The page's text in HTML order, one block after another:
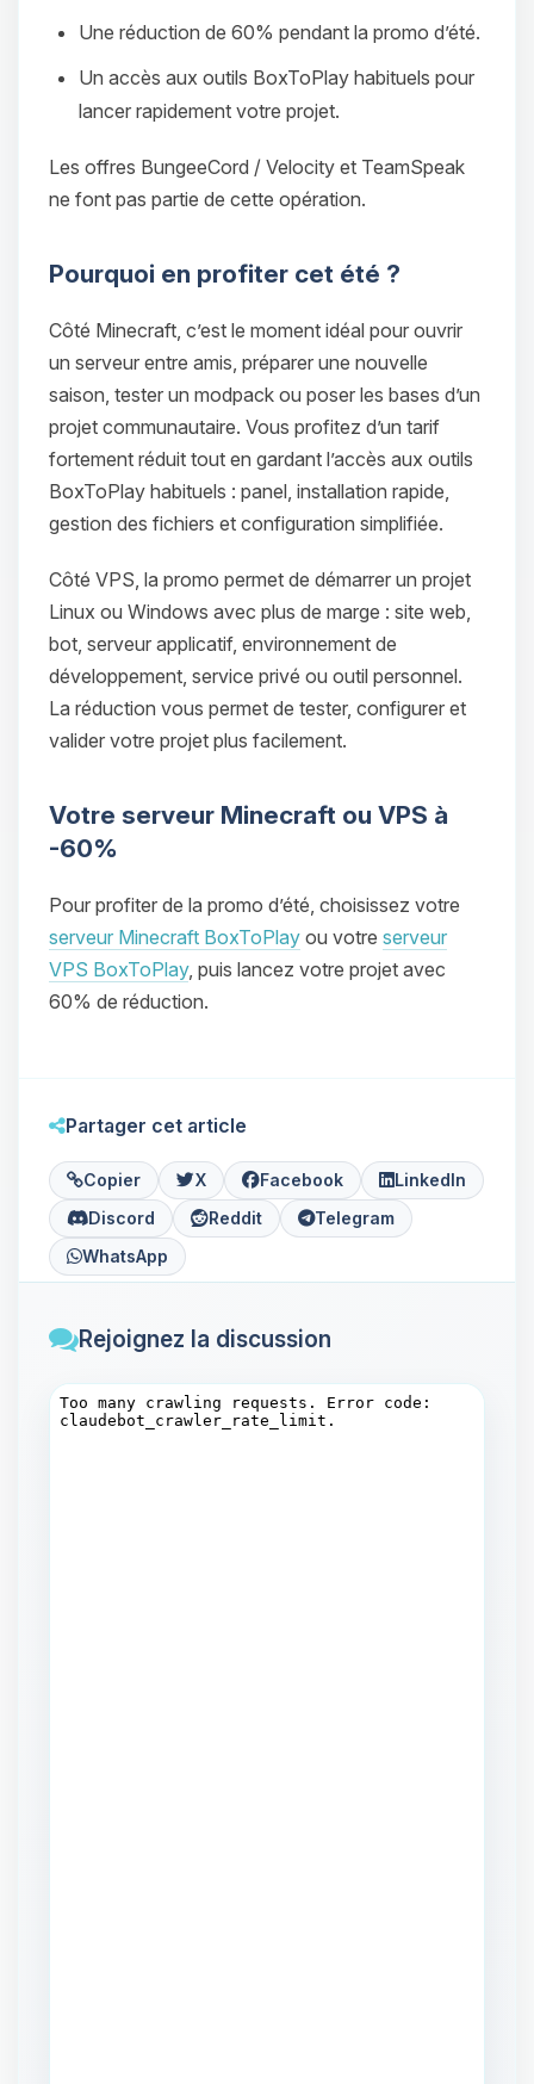
Une réduction de 60% pendant la promo d’été.
Un accès aux outils BoxToPlay habituels pour
lancer rapidement votre projet.
Les offres BungeeCord / Velocity et TeamSpeak
ne font pas partie de cette opération.
Pourquoi en profiter cet été ?
Côté Minecraft, c’est le moment idéal pour ouvrir
un serveur entre amis, préparer une nouvelle
saison, tester un modpack ou poser les bases d’un
projet communautaire. Vous profitez d’un tarif
fortement réduit tout en gardant l’accès aux outils
BoxToPlay habituels : panel, installation rapide,
gestion des fichiers et configuration simplifiée.
Côté VPS, la promo permet de démarrer un projet
Linux ou Windows avec plus de marge : site web,
bot, serveur applicatif, environnement de
développement, service privé ou outil personnel.
La réduction vous permet de tester, configurer et
valider votre projet plus facilement.
Votre serveur Minecraft ou VPS à
-60%
Pour profiter de la promo d’été, choisissez votre
serveur Minecraft BoxToPlay ou votre serveur
VPS BoxToPlay, puis lancez votre projet avec
60% de réduction.
Partager cet article
Copier X Facebook
LinkedIn
Discord
Reddit
Telegram
WhatsApp
Rejoignez la discussion
Youpi, enfin quelqu’un pour me
parler ! Moi c’est Choupy, ton petit
assistant BoxToPlay. Dis-moi ce dont
tu as besoin et je vais remuer mes
petits circuits pour t’aider.
08/08/2026 à 18:53